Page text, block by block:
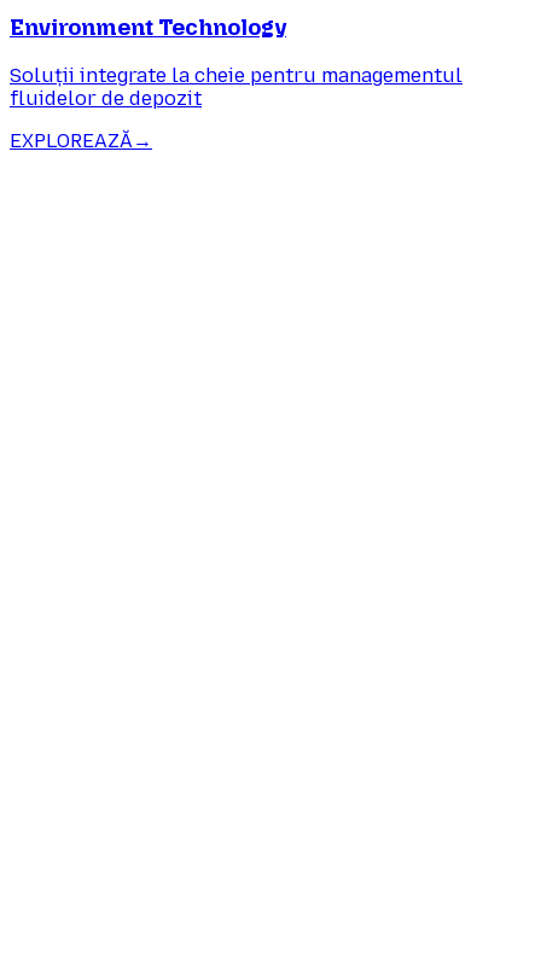
Environment Technology
Soluții integrate la cheie pentru managementul
fluidelor de depozit
EXPLOREAZĂ →